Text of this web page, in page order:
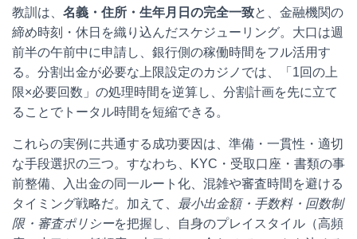
教訓は、 名義・住所・生年月日の完全一致と、金融機関の
締め時刻・休日を織り込んだスケジューリング。大口は週
前半の午前中に申請し、銀行側の稼働時間をフル活用す
る。分割出金が必要な上限設定のカジノでは、「1回の上
限×必要回数」の処理時間を逆算し、分割計画を先に立て
ることでトータル時間を短縮できる。
これらの実例に共通する成功要因は、準備・一貫性・適切
な手段選択の三つ。すなわち、KYC・受取口座・書類の事
前整備、入出金の同一ルート化、混雑や審査時間を避ける
タイミング戦略だ。加えて、
最小出金額・手数料・回数制
限・審査ポリシーを把握し、自身のプレイスタイル（高頻